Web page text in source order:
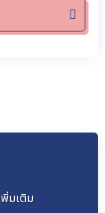
พิ่มเติม